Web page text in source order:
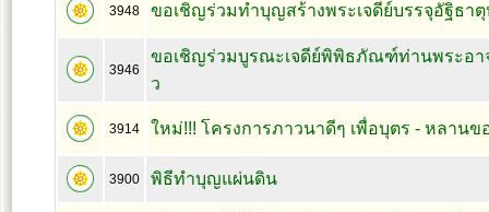
3948 ขอเชิญร่วมทำบุญสร้างพระเจดีย์บรรจุอัฐิธา
3946
ขอเชิญร่วมบูรณะเจดีย์พิพิธภัณฑ์ท่านพระอา
ว
3914 ใหม่!!! โครงการภาวนาดีๆ เพื่อบุตร - หลานข
3900 พิธีทำบุญแผ่นดิน